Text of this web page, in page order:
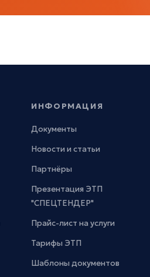
ИНФОРМАЦИЯ
Документы
Новости и статьи
Партнёры
Презентация ЭТП
"СПЕЦТЕНДЕР"
Прайс-лист на услуги
Тарифы ЭТП
Шаблоны документов